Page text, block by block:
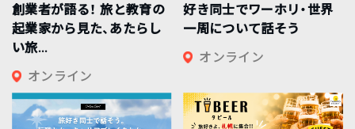
創業者が語る！ 旅と教育の
起業家から見た、あたらし
い旅...
オンライン
好き同士でワーホリ・世界
一周について話そう
オンライン